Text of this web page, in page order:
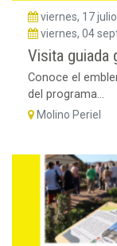
viernes, 17
viernes, 04
Visita guiada
Conoce el
del programa...
Molino Periel